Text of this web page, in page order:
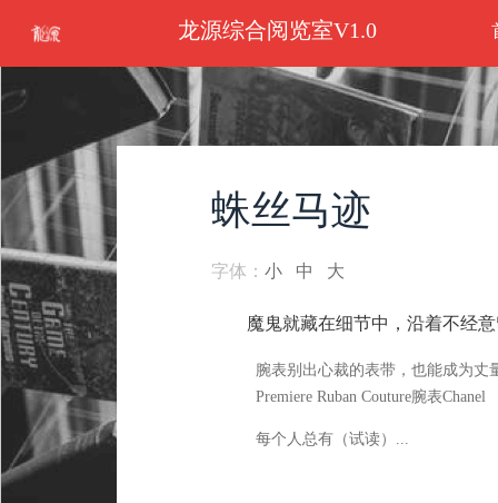
龙源综合阅览室V1.0
蛛丝马迹
字体：小 中 大
魔鬼就藏在细节中，沿着不经
腕表别出心裁的表带，也能成为丈
Premiere Ruban Couture腕表Chanel
每个人总有（试读）...